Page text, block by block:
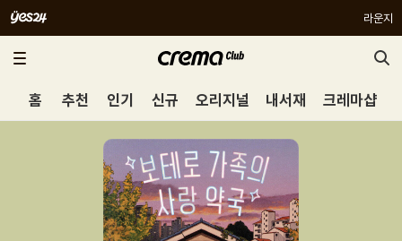
라운지
홈 추천 인기 신규 오리지널 내서재 크레마샵